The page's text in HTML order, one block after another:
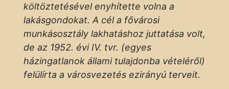
költöztetésével enyhítette volna a
lakásgondokat. A cél a fővárosi
munkásosztály lakhatáshoz juttatása volt,
de az 1952. évi IV. tvr. (egyes
házingatlanok állami tulajdonba vételéről)
felülírta a városvezetés ezirányú terveit.